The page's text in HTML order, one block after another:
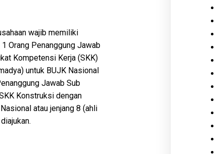
wajib memiliki
Orang Penanggung Jawab
Kompetensi Kerja (SKK)
untuk BUJK Nasional
Jawab Sub
Konstruksi dengan
atau jenjang 8 (ahli